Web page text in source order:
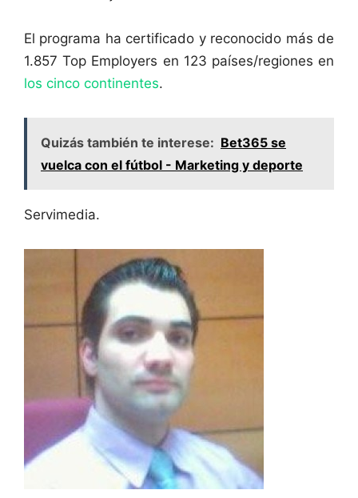
El programa ha certificado y reconocido más de
1.857 Top Employers en 123 países/regiones en
los cinco continentes.
Quizás también te interese: Bet365 se
vuelca con el fútbol - Marketing y deporte
Servimedia.